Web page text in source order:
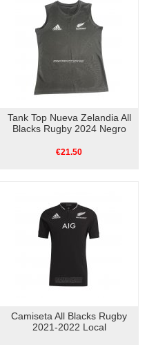
Tank Top Nueva Zelandia All
Blacks Rugby 2024 Negro
€21.50
Camiseta All Blacks Rugby
2021-2022 Local